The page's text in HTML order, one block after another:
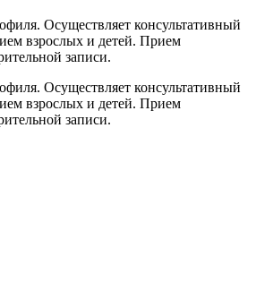
Осуществляет консультативный
взрослых и детей. Прием
записи.
Осуществляет консультативный
взрослых и детей. Прием
записи.